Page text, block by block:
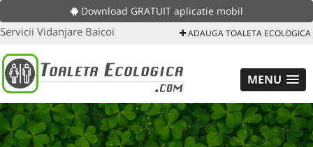
Download GRATUIT aplicatie mobil
Servicii Vidanjare Baicoi ADAUGA TOALETA ECOLOGICA
MENU